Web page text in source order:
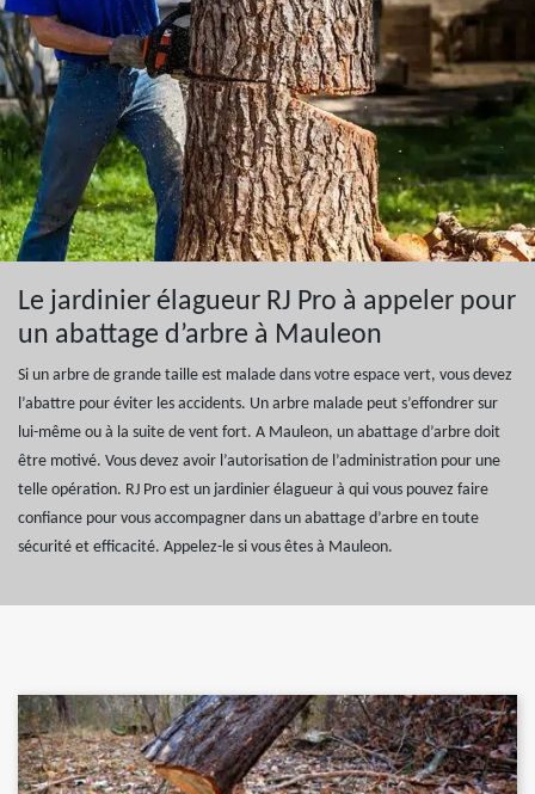
Le jardinier élagueur RJ Pro à appeler pour
un abattage d’arbre à Mauleon
Si un arbre de grande taille est malade dans votre espace vert, vous devez
l’abattre pour éviter les accidents. Un arbre malade peut s’effondrer sur
lui-même ou à la suite de vent fort. A Mauleon, un abattage d’arbre doit
être motivé. Vous devez avoir l’autorisation de l’administration pour une
telle opération. RJ Pro est un jardinier élagueur à qui vous pouvez faire
confiance pour vous accompagner dans un abattage d’arbre en toute
sécurité et efficacité. Appelez-le si vous êtes à Mauleon.